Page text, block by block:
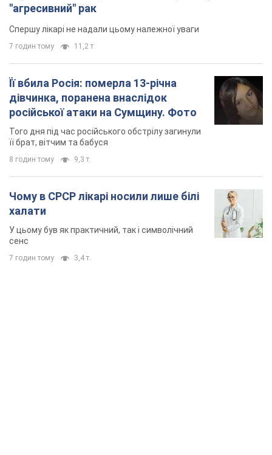
"агресивний" рак
Спершу лікарі не надали цьому належної уваги
7 годин тому 11,2 т.
Її вбила Росія: померла 13-річна
дівчинка, поранена внаслідок
російської атаки на Сумщину. Фото
Того дня під час російського обстрілу загинули
її брат, вітчим та бабуся
8 годин тому 9,3 т.
Чому в СРСР лікарі носили лише білі
халати
У цьому був як практичний, так і символічний
сенс
7 годин тому 3,4 т.